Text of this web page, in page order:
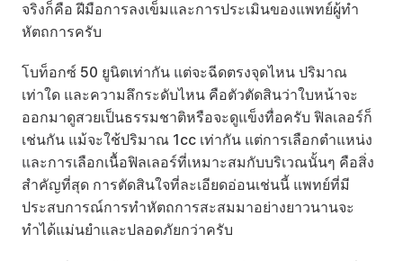
จริงก็คือ ฝีมือการลงเข็มและการประเมินของแพทย์ผู้ทำ
หัตถการครับ
โบท็อกซ์ 50 ยูนิตเท่ากัน แต่จะฉีดตรงจุดไหน ปริมาณ
เท่าใด และความลึกระดับไหน คือตัวตัดสินว่าใบหน้าจะ
ออกมาดูสวยเป็นธรรมชาติหรือจะดูแข็งทื่อครับ ฟิลเลอร์ก็
เช่นกัน แม้จะใช้ปริมาณ 1cc เท่ากัน แต่การเลือกตำแหน่ง
และการเลือกเนื้อฟิลเลอร์ที่เหมาะสมกับบริเวณนั้นๆ คือสิ่ง
สำคัญที่สุด การตัดสินใจที่ละเอียดอ่อนเช่นนี้ แพทย์ที่มี
ประสบการณ์การทำหัตถการสะสมมาอย่างยาวนานจะ
ทำได้แม่นยำและปลอดภัยกว่าครับ